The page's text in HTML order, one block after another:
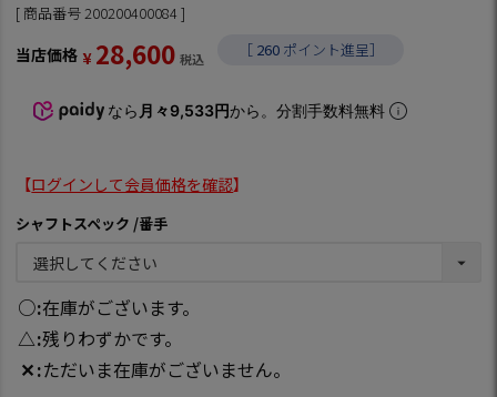
商品番号 200200400084
当店価格 ¥ 28,600 税込 ［ 260 ポイント進呈］
なら 月々9,533円から。分割手数料無料
【ログインして会員価格を確認】
シャフトスペック 番手
○ 在庫がございます。
△ 残りわずかです。
✕ ただいま在庫がございません。